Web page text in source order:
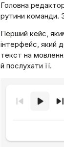
Головна
рутини команди.
Перший кейс,
інтерфейс, який
текст на
й послухати її.